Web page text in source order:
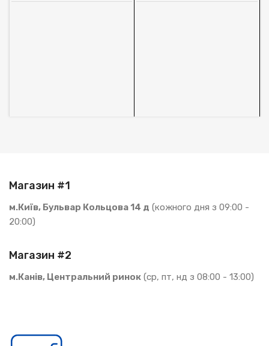
Магазин #1
м.Київ, Бульвар Кольцова 14 д (кожного дня з 09:00 -
20:00)
Магазин #2
м.Канів, Центральний ринок (ср, пт, нд з 08:00 - 13:00)